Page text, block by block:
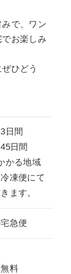
で、ワン
お楽しみ
ひどう
日間
日間
かる地域
凍便にて
ます。
急便
料